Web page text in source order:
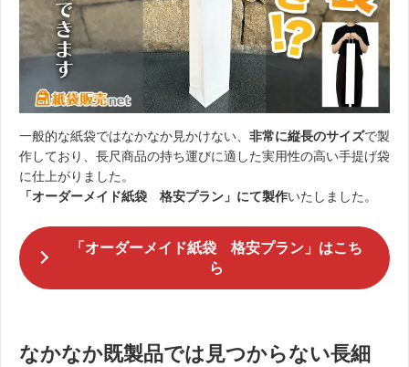
一般的な紙袋ではなかなか見かけない、 非常に縦長のサイズで製
作しており、長尺商品の持ち運びに適した実用性の高い手提げ袋
に仕上がりました。
「オーダーメイド紙袋 格安プラン」にて製作いたしました。
「オーダーメイド紙袋 格安プラン」はこち
ら
なかなか既製品では見つからない長細